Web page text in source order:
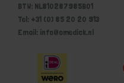
BTW: NL810287985B01
Tel: +31 (0) 85 20 20 913
Email: info@omedick.nl